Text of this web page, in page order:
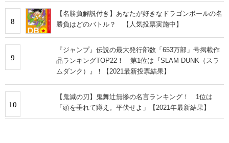
8
【名勝負解説付き】あなたが好きなドラゴンボールの名
勝負はどのバトル？ 【人気投票実施中】
9
『ジャンプ』伝説の最大発行部数「653万部」号掲載作
品ランキングTOP22！ 第1位は『SLAM DUNK（スラ
ムダンク）』！【2021最新投票結果】
10
【鬼滅の刃】鬼舞辻無惨の名言ランキング！ 1位は
「頭を垂れて蹲え。平伏せよ」【2021年最新結果】